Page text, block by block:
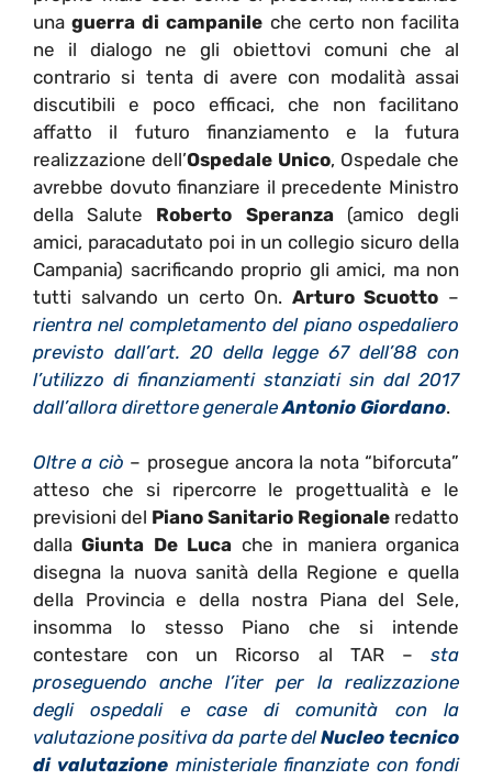
unaguerra di campanile che certo non facilita
ne il dialogo ne gli obiettovi comuni che al
contrario si tenta di avere con modalità assai
discutibili e poco efficaci, che non facilitano
affatto il futuro finanziamento e la futura
realizzazione dell’Ospedale Unico, Ospedale che
avrebbe dovuto finanziare il precedente Ministro
della Salute Roberto Speranza(amico degli
amici, paracadutato poi in un collegio sicuro della
Campania) sacrificando proprio gli amici, ma non
tutti salvando un certo On. Arturo Scuotto –
rientra nel completamento del piano ospedaliero
previsto dall’art. 20 della legge 67 dell’88 con
l’utilizzo di finanziamenti stanziati sin dal 2017
dall’allora direttore generaleAntonio Giordano.
Oltre a ciò – prosegue ancora la nota “biforcuta”
atteso che si ripercorre le progettualità e le
previsioni del Piano Sanitario Regionale redatto
dallaGiunta De Luca che in maniera organica
disegna la nuova sanità della Regione e quella
della Provincia e della nostra Piana del Sele,
insomma lo stesso Piano che si intende
contestare con un Ricorso al TAR – sta
proseguendo anche l’iter per la realizzazione
degli ospedali e case di comunità con la
valutazione positiva da parte delNucleo tecnico
di valutazione ministeriale finanziate con fondi